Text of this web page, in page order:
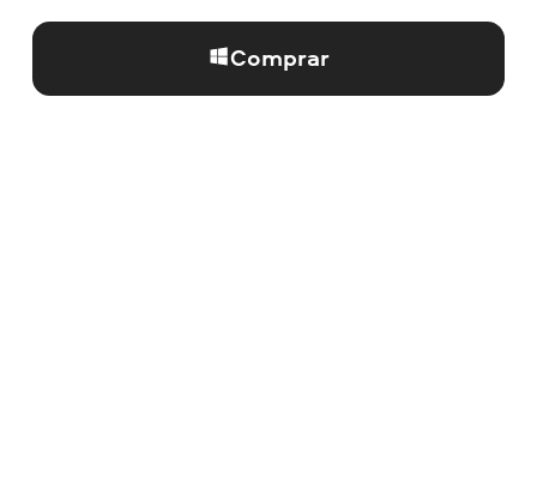
Comprar